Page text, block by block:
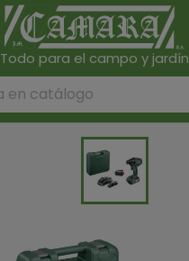
Todo para el campo y jardín